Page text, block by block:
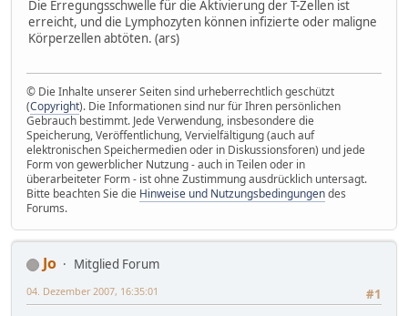
Die Erregungsschwelle für die Aktivierung der T-Zellen ist
erreicht, und die Lymphozyten können infizierte oder maligne
Körperzellen abtöten. (ars)
© Die Inhalte unserer Seiten sind urheberrechtlich geschützt
(Copyright). Die Informationen sind nur für Ihren persönlichen
Gebrauch bestimmt. Jede Verwendung, insbesondere die
Speicherung, Veröffentlichung, Vervielfältigung (auch auf
elektronischen Speichermedien oder in Diskussionsforen) und jede
Form von gewerblicher Nutzung - auch in Teilen oder in
überarbeiteter Form - ist ohne Zustimmung ausdrücklich untersagt.
Bitte beachten Sie die Hinweise und Nutzungsbedingungendes
Forums.
Jo
Mitglied Forum
#1
04. Dezember 2007, 16:35:01